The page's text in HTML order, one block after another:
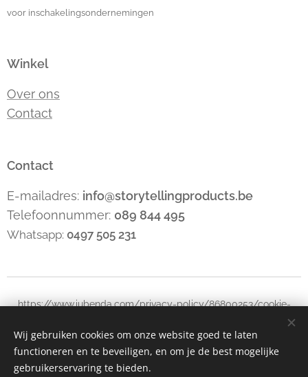
voor inschakelingsondernemingen
Winkel
Over ons
Contact
Contact
E-mailadres: info@storytellingproducts.be
Telefoonnummer: 089 844 495
Whatsapp: 0497 505 231
https://www.iubenda.com/privacy-policy/86800253/cookie-
Cookies
Wij gebruiken cookies om onze website goed te laten
functioneren en te beveiligen, en om je de best mogelijke
gebruikerservaring te bieden.